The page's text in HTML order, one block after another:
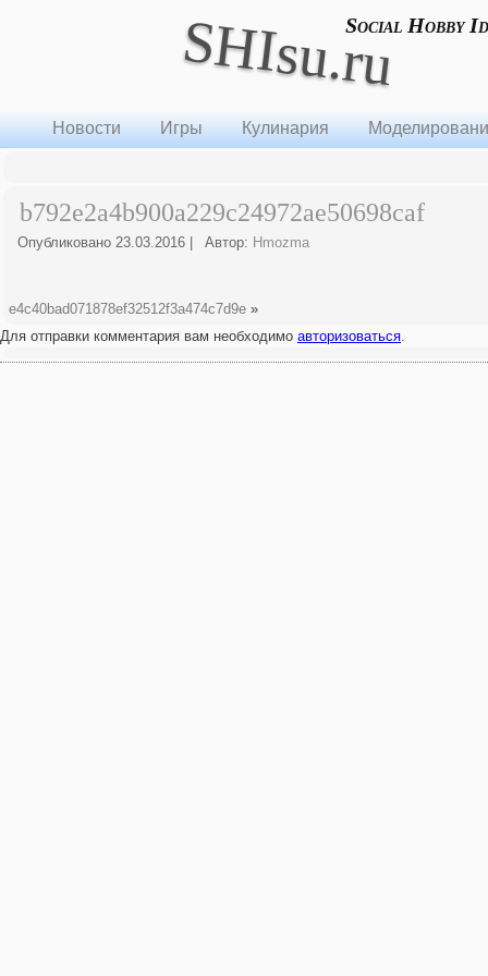
SHIsu.ruSocial Hobby
Новости Игры Кулинария
b792e2a4b900a229c24972ae50698caf
Опубликовано 23.03.2016 Автор: Hmozma
e4c40bad071878ef32512f3a474c7d9e »
Для отправки комментария вам необходимо авторизоваться.